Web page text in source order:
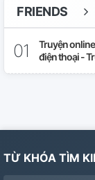
Chap 33
Chap 34
Chap 37
FRIENDS
Truyện
điện thoại -
TỪ KHÓA TÌM